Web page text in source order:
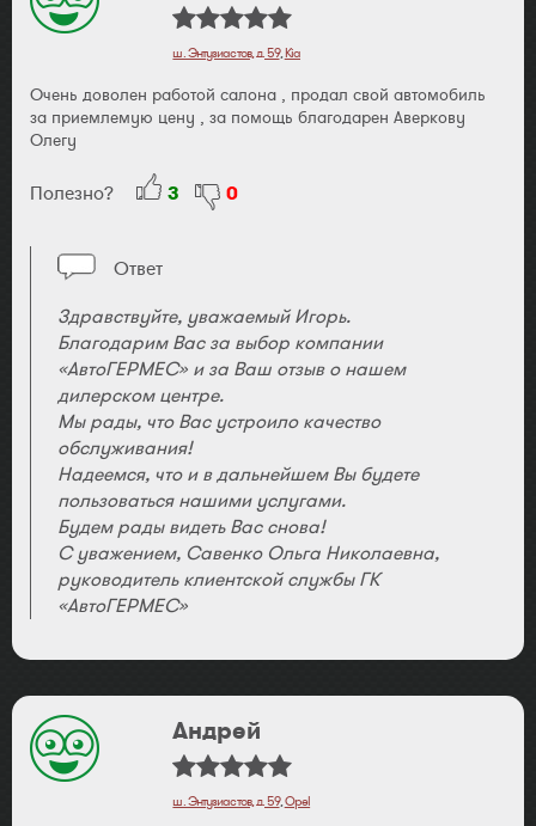
ш. Энтузиастов, д. 59,Kia
Очень доволен работой салона , продал свой автомобиль
за приемлемую цену , за помощь благодарен Аверкову
Олегу
Полезно? 3 0
Ответ
Здравствуйте, уважаемый Игорь.
Благодарим Вас за выбор компании
«АвтоГЕРМЕС» и за Ваш отзыв о нашем
дилерском центре.
Мы рады, что Вас устроило качество
обслуживания!
Надеемся, что и в дальнейшем Вы будете
пользоваться нашими услугами.
Будем рады видеть Вас снова!
С уважением, Савенко Ольга Николаевна,
руководитель клиентской службы ГК
«АвтоГЕРМЕС»
Андрей
ш. Энтузиастов, д. 59,Opel